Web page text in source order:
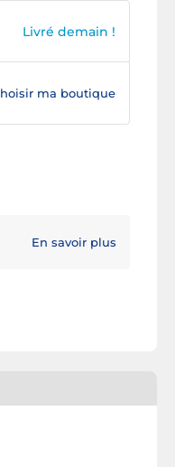
Livré demain !
ma boutique
En savoir plus